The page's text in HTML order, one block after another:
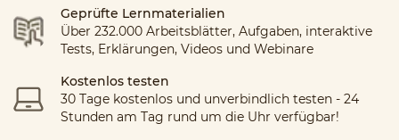
Geprüfte Lernmaterialien
Über 232.000 Arbeitsblätter, Aufgaben, interaktive
Tests, Erklärungen, Videos und Webinare
Kostenlos testen
30 Tage kostenlos und unverbindlich testen - 24
Stunden am Tag rund um die Uhr verfügbar!